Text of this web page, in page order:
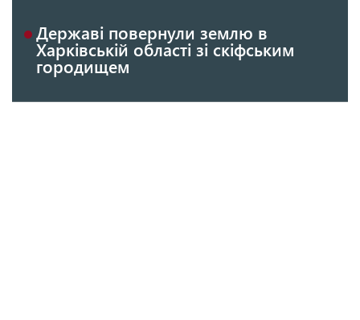
Державі повернули землю в
Харківській області зі скіфським
городищем